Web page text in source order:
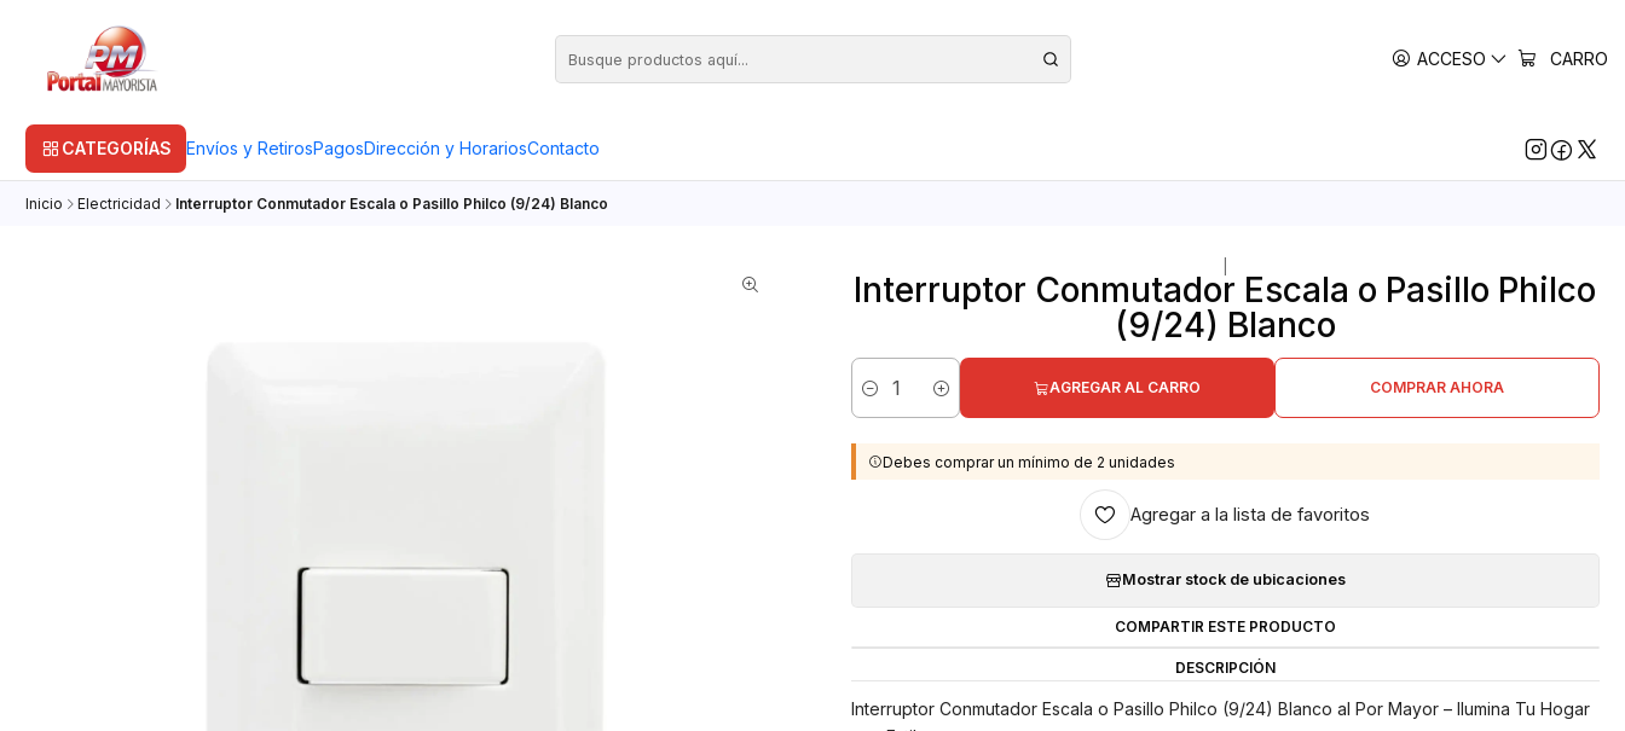
ACCESO CARRO
CATEGORÍAS Envíos y RetirosPagosDirección y HorariosContacto
Inicio Electricidad Interruptor Conmutador Escala o Pasillo Philco (9/24) Blanco
Interruptor Conmutador Escala o Pasillo Philco
(9/24) Blanco
Cantidad
AGREGAR AL CARRO COMPRAR AHORA
Debes comprar un mínimo de 2 unidades
Agregar a la lista de favoritos
Mostrar stock de ubicaciones
COMPARTIR ESTE PRODUCTO
DESCRIPCIÓN
Interruptor Conmutador Escala o Pasillo Philco (9/24) Blanco al Por Mayor – Ilumina Tu Hogar